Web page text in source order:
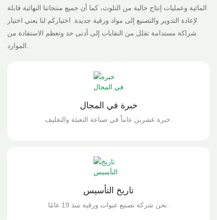
المائية وعمليات إنتاج خالية من التلوث، كما أن جميع منتجاتنا النهائية قابلة
لإعادة التدوير والتصنيع إلى مواد ورقية جديدة. اختياركم لنا يعني اختيار
شراكة مستدامة تقلل من النفايات إلى أدنى حد وتعظم الاستفادة من
خبرة في المجال
تاريخ التأسيس